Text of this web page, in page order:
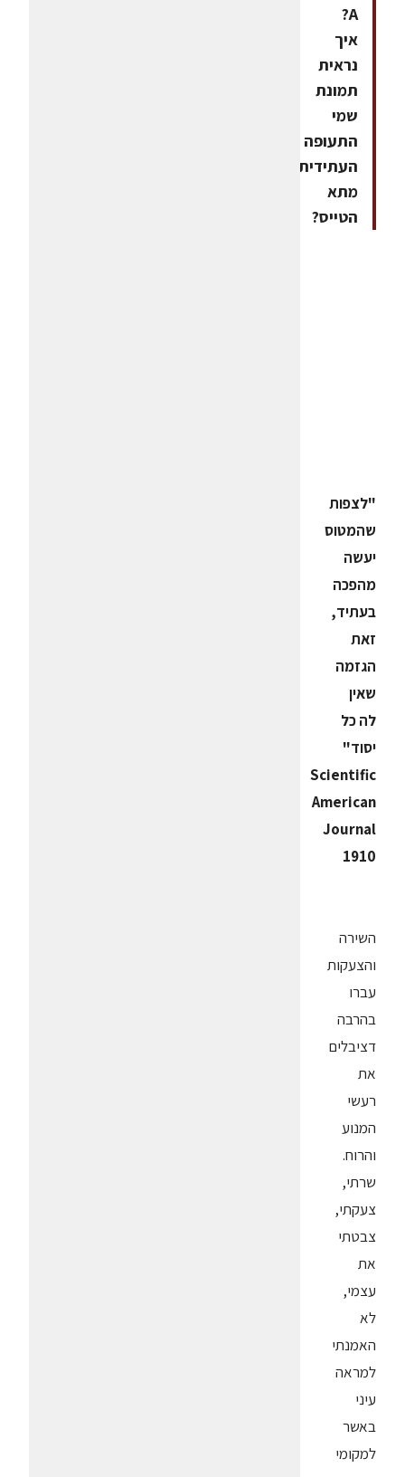
A?
איך
נראית
תמונת
שמי
התעופה
העתידית
מתא
הטייס?
"לצפות
שהמטוס
יעשה
מהפכה
בעתיד,
זאת
הגזמה
שאין
לה כל
יסוד"
Scientific
American
Journal
1910
השירה
והצעקות
עברו
בהרבה
דציבלים
את
רעשי
המנוע
והרוח.
שרתי,
צעקתי,
צבטתי
את
עצמי,
לא
האמנתי
למראה
עיני
באשר
למקומי